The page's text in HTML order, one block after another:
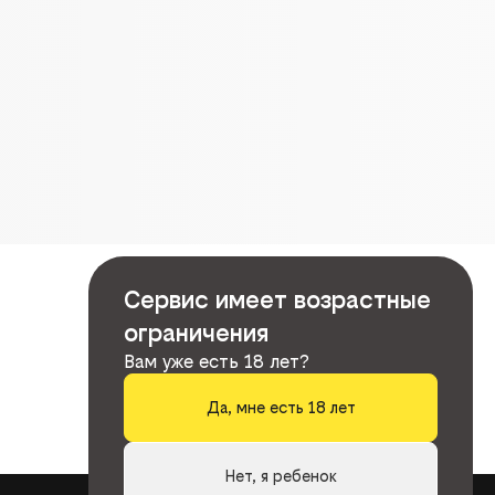
Сервис имеет возрастные
ограничения
Вам уже есть 18 лет?
Да, мне есть 18 лет
Нет, я ребенок